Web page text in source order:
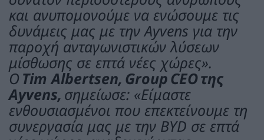
και ανυπομονούμε να ενώσουμε τις
δυνάμεις μας με την Ayvens για την
παροχή ανταγωνιστικών λύσεων
μίσθωσης σε επτά νέες χώρες».
Ο Tim Albertsen, GroupCEOτης
Ayvens, σημείωσε: «Είμαστε
ενθουσιασμένοι που επεκτείνουμε τη
συνεργασία μας με την BYD σε επτά